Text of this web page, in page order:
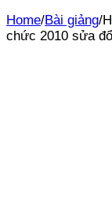
Home/Bài giảng/
chức 2010 sửa